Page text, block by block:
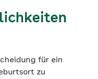
für ein
zu